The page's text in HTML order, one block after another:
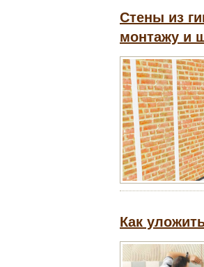
Стены из
монтажу и
Как